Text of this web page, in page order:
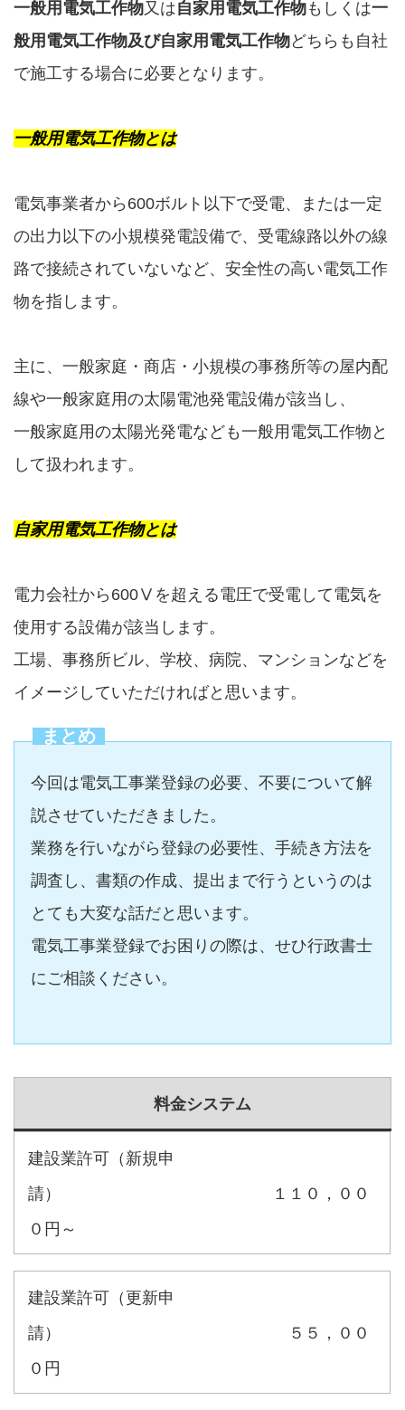
一般用電気工作物又は自家用電気工作物もしくは一
般用電気工作物及び自家用電気工作物どちらも自社
で施工する場合に必要となります。
一般用電気工作物とは
電気事業者から600ボルト以下で受電、または一定
の出力以下の小規模発電設備で、受電線路以外の線
路で接続されていないなど、安全性の高い電気工作
物を指します。
主に、一般家庭・商店・小規模の事務所等の屋内配
線や一般家庭用の太陽電池発電設備が該当し、
一般家庭用の太陽光発電なども一般用電気工作物と
して扱われます。
自家用電気工作物とは
電力会社から600Ⅴを超える電圧で受電して電気を
使用する設備が該当します。
工場、事務所ビル、学校、病院、マンションなどを
イメージしていただければと思います。
まとめ
今回は電気工事業登録の必要、不要について解
説させていただきました。
業務を行いながら登録の必要性、手続き方法を
調査し、書類の作成、提出まで行うというのは
とても大変な話だと思います。
電気工事業登録でお困りの際は、せひ行政書士
にご相談ください。
料金システム
建設業許可（新規申
請） １１０，００
０円～
建設業許可（更新申
請） ５５，００
０円